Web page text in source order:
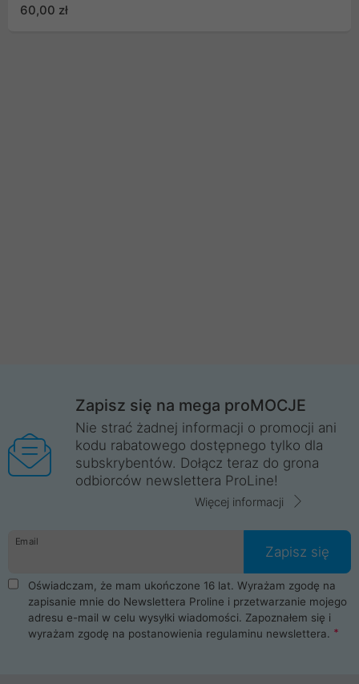
60,00 zł
Zapisz się na mega proMOCJE
Nie strać żadnej informacji o promocji ani
kodu rabatowego dostępnego tylko dla
subskrybentów. Dołącz teraz do grona
odbiorców newslettera ProLine!
Więcej informacji
Email
Zapisz się
Oświadczam, że mam ukończone 16 lat. Wyrażam zgodę na
zapisanie mnie do Newslettera Proline i przetwarzanie mojego
adresu e-mail w celu wysyłki wiadomości. Zapoznałem się i
wyrażam zgodę na postanowienia regulaminu newslettera.